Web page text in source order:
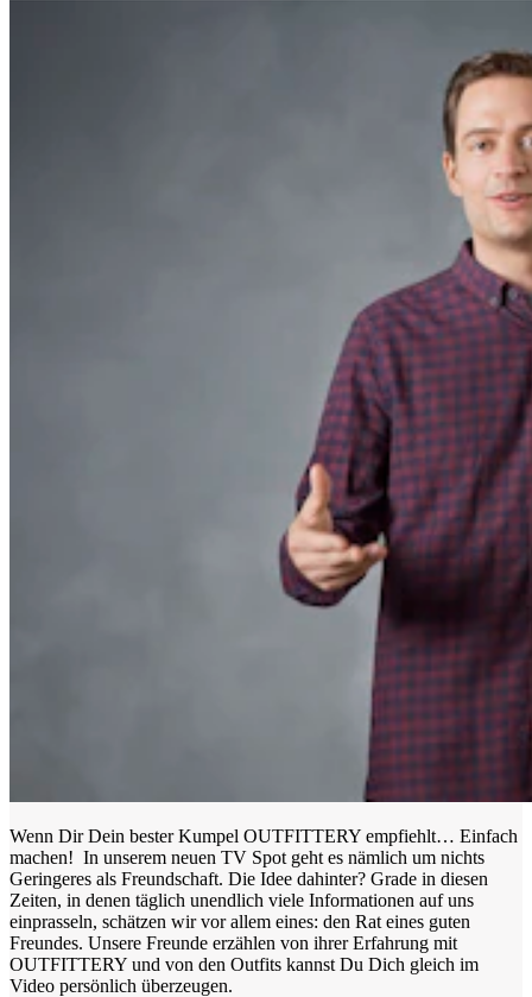
Wenn Dir Dein bester Kumpel OUTFITTERY empfiehlt… Einfach
machen! In unserem neuen TV Spot geht es nämlich um nichts
Geringeres als Freundschaft. Die Idee dahinter? Grade in diesen
Zeiten, in denen täglich unendlich viele Informationen auf uns
einprasseln, schätzen wir vor allem eines: den Rat eines guten
Freundes. Unsere Freunde erzählen von ihrer Erfahrung mit
OUTFITTERY und von den Outfits kannst Du Dich gleich im
Video persönlich überzeugen.